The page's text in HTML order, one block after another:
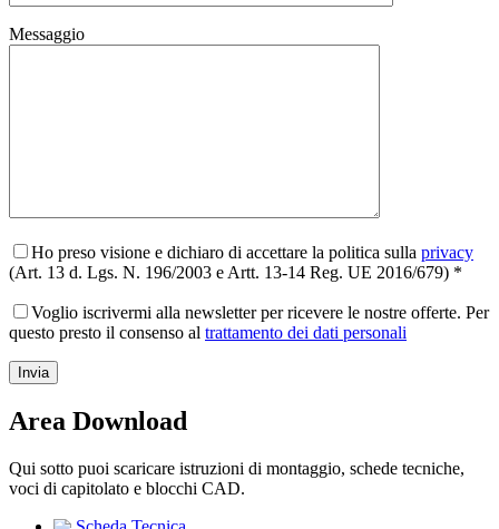
Messaggio
Ho preso visione e dichiaro di accettare la politica sulla privacy
(Art. 13 d. Lgs. N. 196/2003 e Artt. 13-14 Reg. UE 2016/679) *
Voglio iscrivermi alla newsletter per ricevere le nostre offerte. Per
questo presto il consenso al trattamento dei dati personali
Area Download
Qui sotto puoi scaricare istruzioni di montaggio, schede tecniche,
voci di capitolato e blocchi CAD.